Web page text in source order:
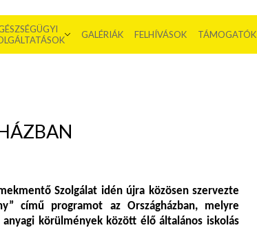
GALÉRIÁK FELHÍVÁSOK TÁMOGATÓK
Szolgálat idén újra közösen szervezte
című programot az Országházban, melyre
körülmények között élő általános iskolás